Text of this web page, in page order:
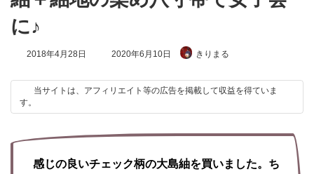
に♪
2018年4月28日
最
新
日
2020年6月10日 きりまる
当サイトは、アフィリエイト等の広告を掲載して収益を得ていま
す。
感じの良いチェック柄の大島紬を買いました。ち